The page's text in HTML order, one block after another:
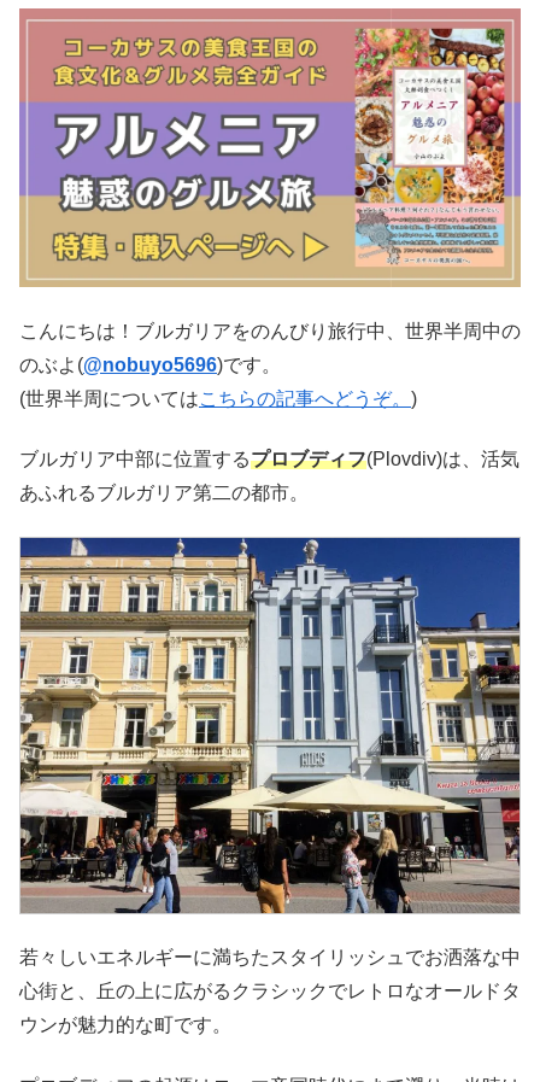
こんにちは！ブルガリアをのんびり旅行中、世界半周中の
のぶよ(@nobuyo5696)です。
(世界半周についてはこちらの記事へどうぞ。 )
ブルガリア中部に位置するプロブディフ(Plovdiv)は、活気
あふれるブルガリア第二の都市。
若々しいエネルギーに満ちたスタイリッシュでお洒落な中
心街と、丘の上に広がるクラシックでレトロなオールドタ
ウンが魅力的な町です。